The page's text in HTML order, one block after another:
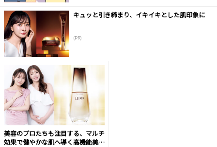
キュッと引き締まり、イキイキとした肌印象に
(PR)
美容のプロたちも注目する、マルチ
効果で健やかな肌へ導く高機能美容